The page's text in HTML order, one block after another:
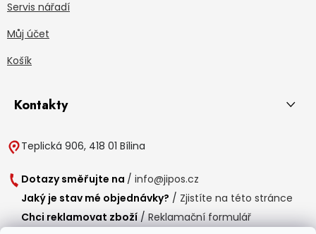
Servis nářadí
Můj účet
Košík
Kontakty
Teplická 906, 418 01 Bílina
Dotazy směřujte na / info@jipos.cz
Jaký je stav mé objednávky? / Zjistíte na této stránce
Chci reklamovat zboží / Reklamační formulář